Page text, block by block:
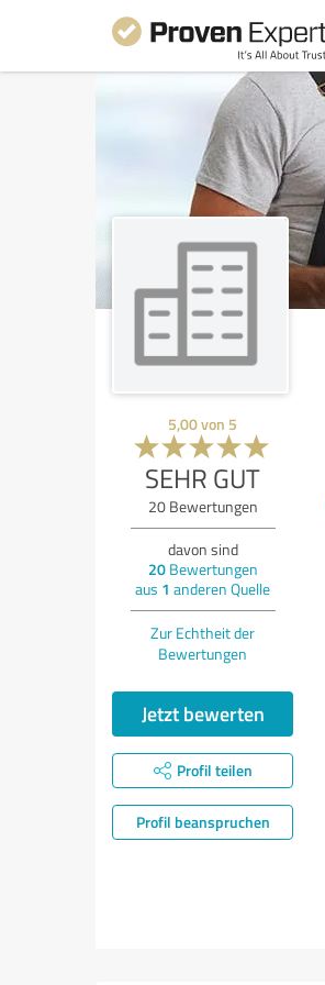
5,00von 5
SEHR GUT
20Bewertungen
davon sind
20Bewertungen
aus 1 anderen Quelle
Zur Echtheit der
Bewertungen
Jetzt bewerten
Profil teilen
Profil beanspruchen